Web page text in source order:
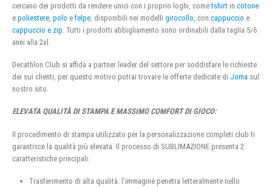
cercano dei prodotti da rendere unici con i proprio loghi, cometshirt in cotone
e poliestere polo e felpe , disponibili nei modelli girocollo , con cappuccio e
cappuccio e zip . Tutti i prodotti abbigliamento sono ordinabili dalla taglia 5/6
anni alla 2xl.
Decathlon Club si affida a partner leader del settore per soddisfare le richieste
dei sui clienti, per questo motivo potrai trovare le offerte dedicate di Joma sul
nostro sito.
ELEVATA QUALITÀ DI STAMPA E MASSIMO COMFORT DI GIOCO:
Il procedimento di stampa utilizzato per la personalizzazione completi club ti
garantisce la qualità più elevata. Il processo di SUBLIMAZIONE presenta 2
caratteristiche principali:
Trasferimento di alta qualità: l’immagine penetra letteralmente nello